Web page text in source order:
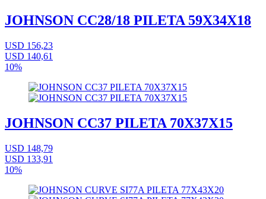
JOHNSON CC28/18 PILETA 59X34X18
USD 156,23
USD 140,61
10%
JOHNSON CC37 PILETA 70X37X15
USD 148,79
USD 133,91
10%